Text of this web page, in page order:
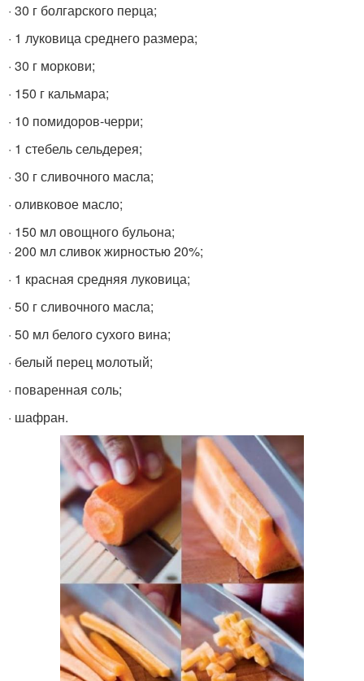
· 30 г болгарского перца;
· 1 луковица среднего размера;
· 30 г моркови;
· 150 г кальмара;
· 10 помидоров-черри;
· 1 стебель сельдерея;
· 30 г сливочного масла;
· оливковое масло;
· 150 мл овощного бульона;
· 200 мл сливок жирностью 20%;
· 1 красная средняя луковица;
· 50 г сливочного масла;
· 50 мл белого сухого вина;
· белый перец молотый;
· поваренная соль;
· шафран.